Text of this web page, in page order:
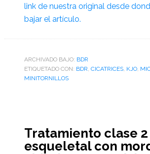
link de nuestra original desde
bajar el artículo.
ARCHIVADO BAJO: BDR
ETIQUETADO CON: BDR, CICATRICES, KJO,
MINITORNILLOS
Tratamiento clase 2
esqueletal con